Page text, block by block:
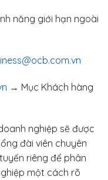
năng giới hạn ngoài
→ Mục Khách hàng
nghiệp sẽ được
đài viên chuyên
riêng để phân
một cách rõ